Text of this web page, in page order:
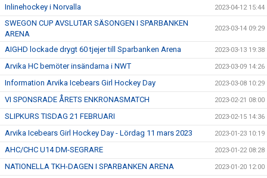
Inlinehockey i Norvalla 2023-04-12 15:44
SWEGON CUP AVSLUTAR SÄSONGEN I SPARBANKEN
ARENA
2023-03-14 09:29
AIGHD lockade drygt 60 tjejer till Sparbanken Arena 2023-03-13 19:38
Arvika HC bemöter insändarna i NWT 2023-03-09 14:26
Information Arvika Icebears Girl Hockey Day 2023-03-08 10:29
VI SPONSRADE ÅRETS ENKRONASMATCH 2023-02-21 08:00
SLIPKURS TISDAG 21 FEBRUARI 2023-02-15 14:36
Arvika Icebears Girl Hockey Day - Lördag 11 mars 2023 2023-01-23 10:19
AHC/CHC U14 DM-SEGRARE 2023-01-22 08:28
NATIONELLA TKH-DAGEN I SPARBANKEN ARENA 2023-01-20 12:00